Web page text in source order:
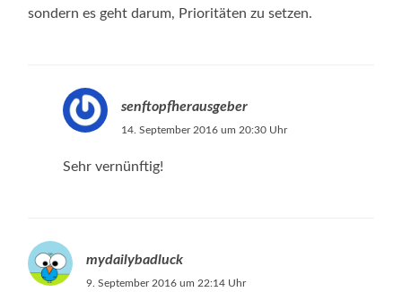
sondern es geht darum, Prioritäten zu setzen.
senftopfherausgeber
14. September 2016 um 20:30 Uhr
Sehr vernünftig!
mydailybadluck
9. September 2016 um 22:14 Uhr